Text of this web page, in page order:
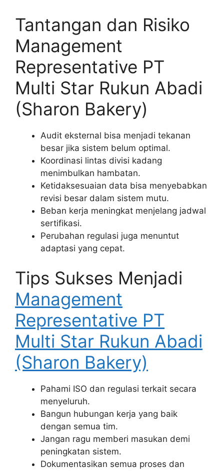
Tantangan dan Risiko
Management
Representative PT
Multi Star Rukun Abadi
(Sharon Bakery)
Audit eksternal bisa menjadi tekanan
besar jika sistem belum optimal.
Koordinasi lintas divisi kadang
menimbulkan hambatan.
Ketidaksesuaian data bisa menyebabkan
revisi besar dalam sistem mutu.
Beban kerja meningkat menjelang jadwal
sertifikasi.
Perubahan regulasi juga menuntut
adaptasi yang cepat.
Tips Sukses Menjadi
Management
Representative PT
Multi Star Rukun Abadi
(Sharon Bakery)
Pahami ISO dan regulasi terkait secara
menyeluruh.
Bangun hubungan kerja yang baik
dengan semua tim.
Jangan ragu memberi masukan demi
peningkatan sistem.
Dokumentasikan semua proses dan